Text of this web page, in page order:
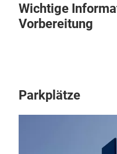
Wichtige
Vorbereitung
Parkplätze